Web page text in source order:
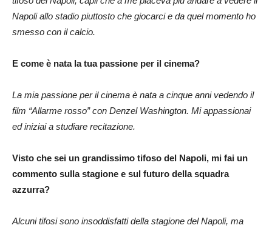
Napoli allo stadio piuttosto che giocarci e da quel momento ho
smesso con il calcio.
E come è nata la tua passione per il cinema?
La mia passione per il cinema è nata a cinque anni vedendo il
film “Allarme rosso” con Denzel Washington. Mi appassionai
ed iniziai a studiare recitazione.
Visto che sei un grandissimo tifoso del Napoli, mi fai un
commento sulla stagione e sul futuro della squadra
azzurra?
Alcuni tifosi sono insoddisfatti della stagione del Napoli, ma